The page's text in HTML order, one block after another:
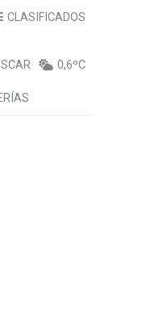
CLASIFICADOS
0,6ºC